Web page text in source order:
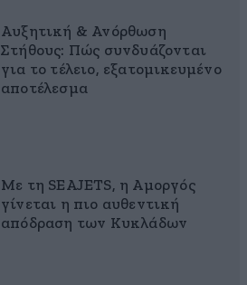
Αυξητική & Ανόρθωση
Στήθους: Πώς συνδυάζονται
για το τέλειο, εξατομικευμένο
αποτέλεσμα
Με τη SEAJETS, η Αμοργός
γίνεται η πιο αυθεντική
απόδραση των Κυκλάδων